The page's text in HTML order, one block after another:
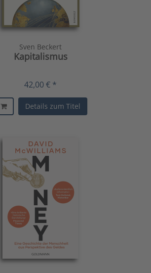
Sven Beckert
Kapitalismus
42,00 € *
Details zum Titel